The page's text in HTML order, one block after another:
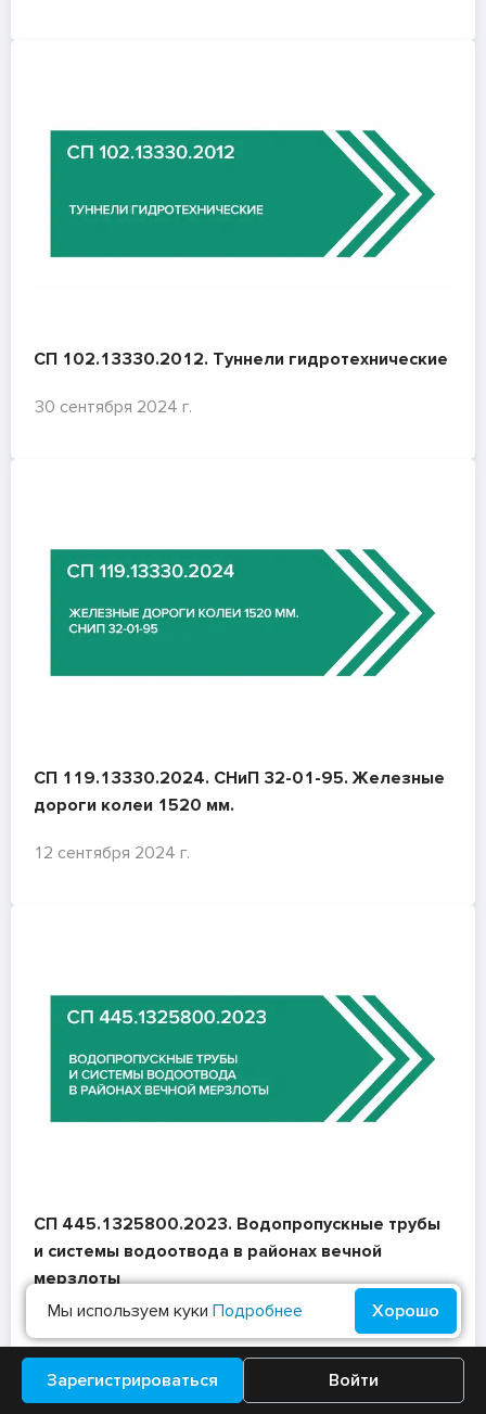
Зарегистрироваться Войти
СП 102.13330.2012. Туннели гидротехнические
30 сентября 2024 г.
СП 119.13330.2024. СНиП 32-01-95. Железные
дороги колеи 1520 мм.
12 сентября 2024 г.
СП 445.1325800.2023. Водопропускные трубы
и системы водоотвода в районах вечной
мерзлоты
29 августа 2024 г.
Мы используем куки Подробнее Хорошо